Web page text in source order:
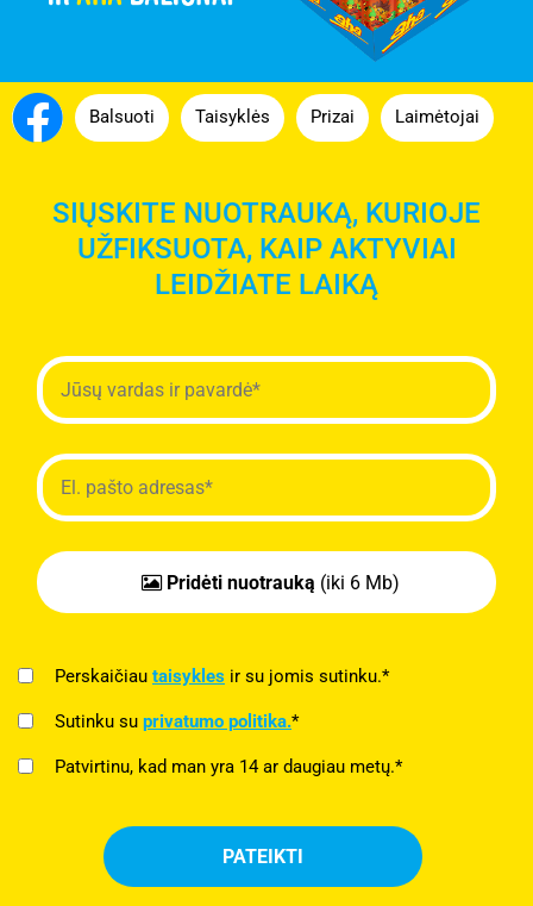
Balsuoti Taisyklės Prizai Laimėtojai
SIŲSKITE NUOTRAUKĄ, KURIOJE
UŽFIKSUOTA, KAIP AKTYVIAI
LEIDŽIATE LAIKĄ
Pridėti nuotrauką (iki 6 Mb)
Perskaičiau taisykles ir su jomis sutinku.*
Sutinku su privatumo politika.*
Patvirtinu, kad man yra 14 ar daugiau metų.*